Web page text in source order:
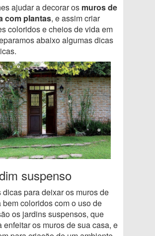
ajudar a decorar os muros de
com plantas, e assim criar
coloridos e cheios de vida em
abaixo algumas dicas
suspenso
dicas para deixar os muros de
bem coloridos com o uso de
os jardins suspensos, que
enfeitar os muros de sua casa, e